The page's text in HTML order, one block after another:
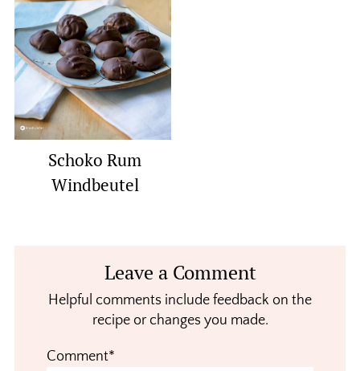
Schoko Rum
Windbeutel
InteractionsLeave a Comment
Helpful comments include feedback on the
recipe or changes you made.
Comment*